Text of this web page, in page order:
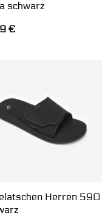
schwarz
€
Herren 590